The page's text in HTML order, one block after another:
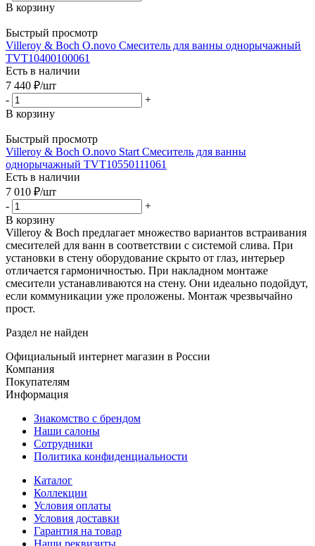
В корзину
Быстрый просмотр
Villeroy & Boch O.novo Смеситель для ванны однорычажный
TVT10400100061
Есть в наличии
7 440 ₽/шт
-
+
В корзину
Быстрый просмотр
Villeroy & Boch O.novo Start Смеситель для ванны
однорычажный TVT10550111061
Есть в наличии
7 010 ₽/шт
-
+
В корзину
Villeroy & Boch предлагает множество вариантов встраивания
смесителей для ванн в соответствии с системой слива. При
установки в стену оборудование скрыто от глаз, интерьер
отличается гармоничностью. При накладном монтаже
смесители устанавливаются на стену. Они идеально подойдут,
если коммуникации уже проложены. Монтаж чрезвычайно
прост.
Раздел не найден
Официальный интернет магазин в России
Компания
Покупателям
Информация
Знакомство с брендом
Наши салоны
Сотрудники
Политика конфиденциальности
Каталог
Коллекции
Условия оплаты
Условия доставки
Гарантия на товар
Наши реквизиты